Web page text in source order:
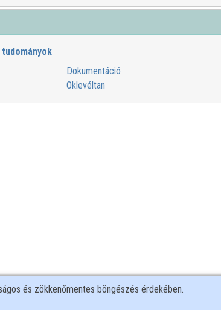
Dokumentáció
Oklevéltan
és zökkenőmentes böngészés érdekében.